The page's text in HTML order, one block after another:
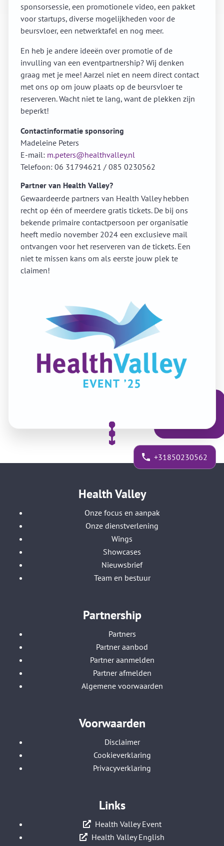
sponsorsessie, een promotionele video, een pakket
voor startups, diverse mogelijkheden voor de
beursvloer, een netwerktafel en nog meer.
En heb je andere ideeën over promotie of de
invulling van een eventpartnership? Wij denken
graag met je mee! Aarzel niet en neem direct contact
met ons op om jouw plaats op de beursvloer te
reserveren. Wacht niet te lang, want de plekken zijn
beperkt!
Contactinformatie sponsoring
Madeleine Peters
E-mail: m.peters@healthvalley.nl
Telefoon: 06 31794621 / 085 0230562
Partner van Health Valley?
Gewaardeerde partners van Health Valley hebben
recht op één of meerdere gratis tickets. De bij ons
bekende primaire contactpersoon per organisatie
heeft medio november 2024 een exclusieve mail
ontvangen voor het reserveren van de tickets. Een
niet te missen kans om als eerste jouw plek te
claimen!
+31850230562
Health Valley
Onze focus en aanpak
Onze dienstverlening
Wings
Showcases
Nieuwsbrief
Team en bestuur
Partnership
Partners
Partner aanbod
Partner aanmelden
Partner afmelden
Algemene voorwaarden
Voorwaarden
Disclaimer
Cookieverklaring
Privacyverklaring
Links
Health Valley Event
Health Valley English